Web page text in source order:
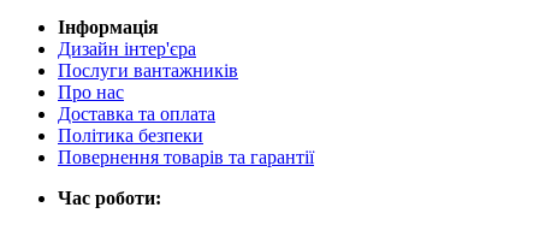
Інформація
Дизайн інтер'єра
Послуги вантажників
Про нас
Доставка та оплата
Політика безпеки
Повернення товарів та гарантії
Час роботи: